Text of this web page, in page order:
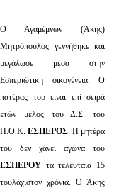
Ο Αγαμέμνων (Άκης)
Μητρόπουλος γεννήθηκε και
μεγάλωσε μέσα στην
Εσπεριώτικη οικογένεια. Ο
πατέρας του είναι επί σειρά
ετών μέλος του Δ.Σ. του
Π.Ο.Κ. ΕΣΠΕΡΟΣ. Η μητέρα
του δεν χάνει αγώνα του
ΕΣΠΕΡΟΥ τα τελευταία 15
τουλάχιστον χρόνια. Ο Άκης